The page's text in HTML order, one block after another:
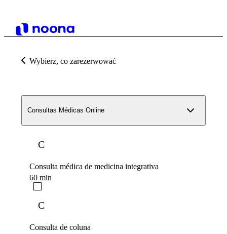
Wybierz, co zarezerwować
Consultas Médicas Online
C
Consulta médica de medicina integrativa
60 min
C
Consulta de coluna